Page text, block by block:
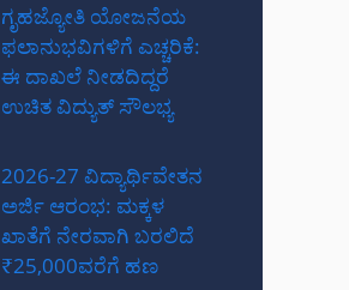
ಗೃಹಜ್ಯೋತಿ ಯೋಜನೆಯ
ಫಲಾನುಭವಿಗಳಿಗೆ ಎಚ್ಚರಿಕೆ:
ಈ ದಾಖಲೆ ನೀಡದಿದ್ದರೆ
ಉಚಿತ ವಿದ್ಯುತ್ ಸೌಲಭ್ಯ
2026-27 ವಿದ್ಯಾರ್ಥಿವೇತನ
ಅರ್ಜಿ ಆರಂಭ: ಮಕ್ಕಳ
ಖಾತೆಗೆ ನೇರವಾಗಿ ಬರಲಿದೆ
₹25,000ವರೆಗೆ ಹಣ